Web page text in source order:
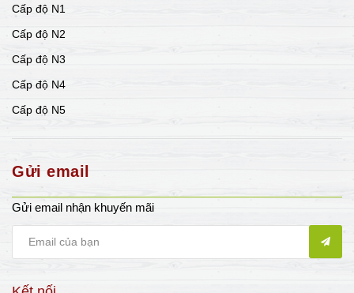
Cấp độ N1
Cấp độ N2
Cấp độ N3
Cấp độ N4
Cấp độ N5
Gửi email
Gửi email nhận khuyến mãi